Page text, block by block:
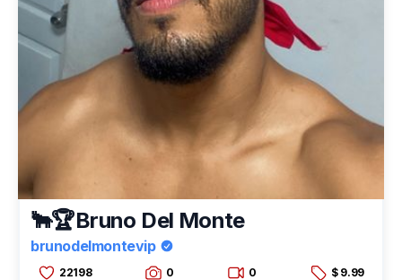
🐂🏆Bruno Del Monte
brunodelmontevip
22198 0 0 $ 9.99